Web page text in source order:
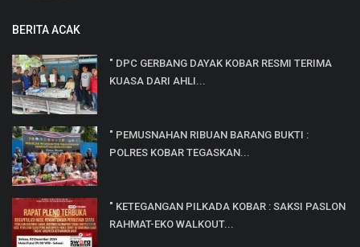
BERITA ACAK
" DPC GERBANG DAYAK KOBAR RESMI TERIMA
KUASA DARI AHLI...
" PEMUSNAHAN RIBUAN BARANG BUKTI :
POLRES KOBAR TEGASKAN...
" KETEGANGAN PILKADA KOBAR : SAKSI PASLON
RAHMAT-EKO WALKOUT...